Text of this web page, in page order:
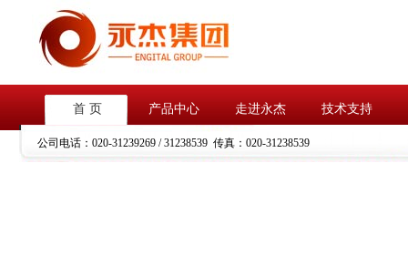
首 页 产品中心 走进永杰 技术支持
公司电话： 020-31239269 / 31238539 传真： 020-31238539